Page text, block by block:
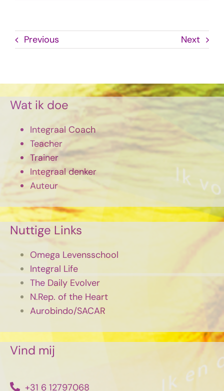
Previous Next
Wat ik doe
Integraal Coach
Teacher
Trainer
Integraal denker
Auteur
Nuttige Links
Omega Levensschool
Integral Life
The Daily Evolver
N.Rep. of the Heart
Aurobindo/SACAR
Vind mij
+31 6 12797068